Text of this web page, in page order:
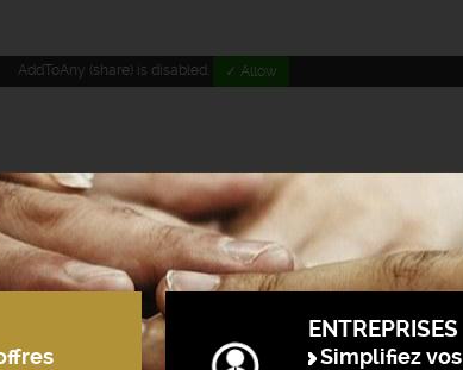
AddToAny (share) is disabled. ✓ Allow
ENTREPRISES
Simplifiez vos